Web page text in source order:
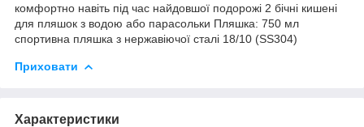
комфортно навіть під час найдовшої подорожі 2 бічні кишені
для пляшок з водою або парасольки Пляшка: 750 мл
спортивна пляшка з нержавіючої сталі 18/10 (SS304)
Приховати
Характеристики